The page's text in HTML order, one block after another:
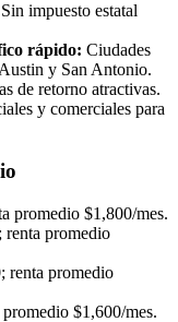
Sin impuesto estatal
rápido: Ciudades
y San Antonio.
de retorno atractivas.
y comerciales para
promedio $1,800/mes.
renta promedio
renta promedio
$1,600/mes.